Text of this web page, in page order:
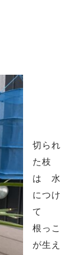
切られ
た枝
は 水
につけ
て
根っこ
が生え